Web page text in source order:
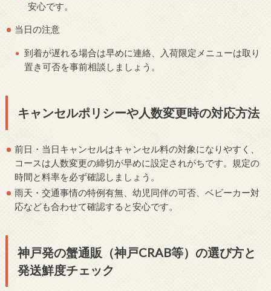
安心です。
当日の注意
到着が遅れる場合は早めに連絡、入荷限定メニューは取り
置き可否を事前相談しましょう。
キャンセルポリシーや人数変更時の対応方法
前日・当日キャンセルはキャンセル料の対象になりやすく、
コースは人数変更の締切が早めに設定されがちです。規定の
時間と料率を必ず確認しましょう。
雨天・交通事情の特例有無、幼児同伴の可否、ベビーカー対
応なども合わせて確認すると安心です。
神戸発の蟹通販（神戸CRAB等）の選び方と
発送鮮度チェック